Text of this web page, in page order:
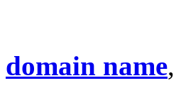
domain name,